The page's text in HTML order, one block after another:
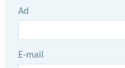
Ad
E-mail